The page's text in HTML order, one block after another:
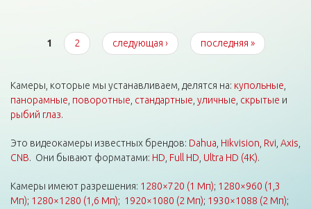
1 2 следующая › последняя »
Камеры, которые мы устанавливаем, делятся на: купольные
панорамные поворотные стандартные уличные скрытые и
рыбий глаз.
Это видеокамеры известных брендов: Dahua Hikvision Rvi Axis
CNB. Они бывают форматами: HD Full HD Ultra HD (4K).
Камеры имеют разрешения: 1280×720 (1 Мп); 1280×960 (1,3
Мп); 1280×1280 (1,6 Мп); 1920×1080 (2 Мп); 1930×1088 (2 Мп);